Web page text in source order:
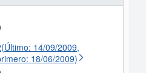
14/09/2009,
18/06/2009)